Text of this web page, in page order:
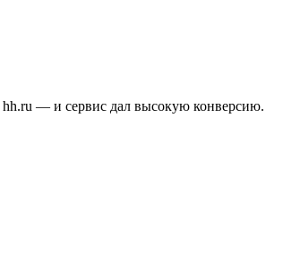
hh.ru — и сервис дал высокую конверсию.